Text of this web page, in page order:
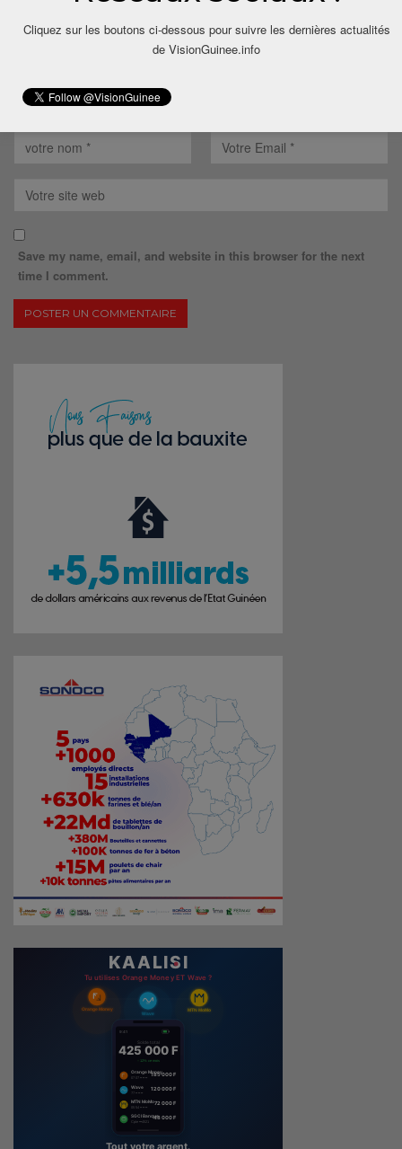
Save my name, email, and website in this browser for the next
time I comment.
Cliquez sur les boutons ci-dessous pour suivre les dernières actualités
de VisionGuinee.info